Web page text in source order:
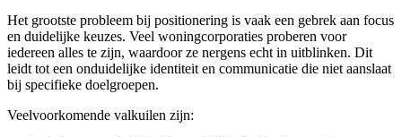
Het grootste probleem bij positionering is vaak een gebrek aan focus
en duidelijke keuzes. Veel woningcorporaties proberen voor
iedereen alles te zijn, waardoor ze nergens echt in uitblinken. Dit
leidt tot een onduidelijke identiteit en communicatie die niet aanslaat
bij specifieke doelgroepen.
Veelvoorkomende valkuilen zijn: